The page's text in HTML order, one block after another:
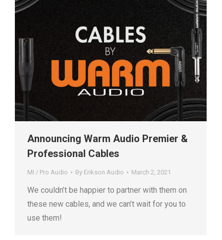
Announcing Warm Audio Premier &
Professional Cables
MI / Pro Audio By Erikson Audio March 2, 2021
We couldn’t be happier to partner with them on
these new cables, and we can’t wait for you to
use them!